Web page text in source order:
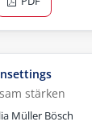
stärken
Müller Bösch